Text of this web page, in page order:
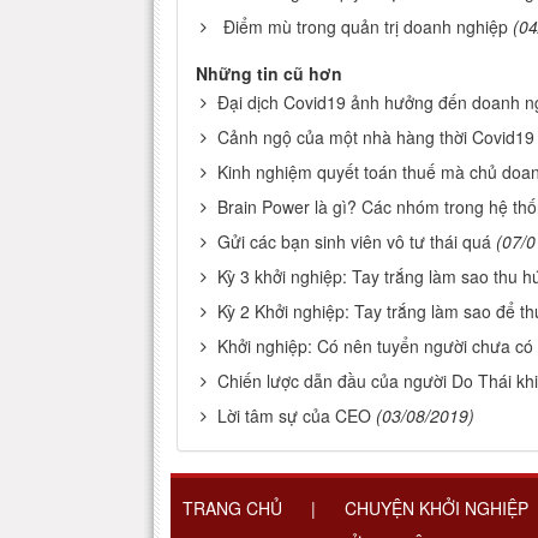
Điểm mù trong quản trị doanh nghiệp
Những tin cũ hơn
Đại dịch Covid19 ảnh hưởng đến doanh
Cảnh ngộ của một nhà hàng thời Covid19
Kinh nghiệm quyết toán thuế mà chủ
Brain Power là gì? Các nhóm trong hệ
Gửi các bạn sinh viên vô tư thái quá (07/
Kỳ 3 khởi nghiệp: Tay trắng làm sao thu
Kỳ 2 Khởi nghiệp: Tay trắng làm sao để
Khởi nghiệp: Có nên tuyển người chưa
Chiến lược dẫn đầu của người Do Thái
Lời tâm sự của CEO (03/08/2019)
TRANG CHỦ |
CHUYỆN KHỞI NGHIỆP